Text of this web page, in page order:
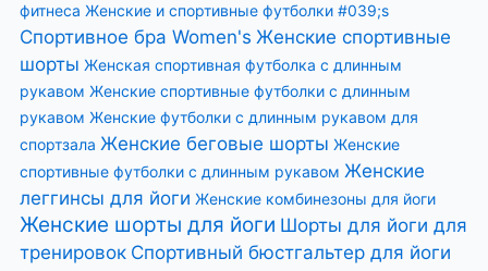
фитнеса Женские и спортивные футболки #039;s
Спортивное бра Women's Женские спортивные
шорты Женская спортивная футболка с длинным
рукавом Женские спортивные футболки с длинным
рукавом Женские футболки с длинным рукавом для
спортзала Женские беговые шорты Женские
спортивные футболки с длинным рукавом Женские
леггинсы для йоги Женские комбинезоны для йоги
Женские шорты для йоги Шорты для йоги для
тренировок Спортивный бюстгальтер для йоги